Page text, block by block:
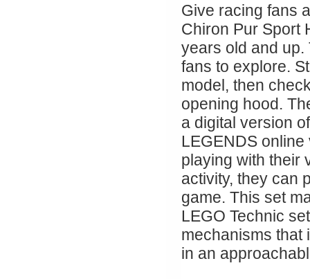
Give racing fans
Chiron Pur Sport
years old and up.
fans to explore.
model, then
opening hood.
a digital version
LEGENDS
playing with their
activity, they can
game. This set
LEGO Technic
mechanisms that
in an